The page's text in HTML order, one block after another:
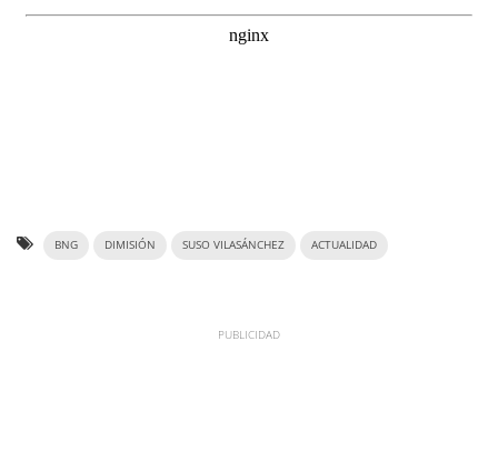
BNG DIMISIÓN SUSO VILASÁNCHEZ ACTUALIDAD